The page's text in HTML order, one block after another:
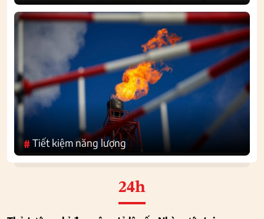
#Tiết kiệm năng lượng
24h